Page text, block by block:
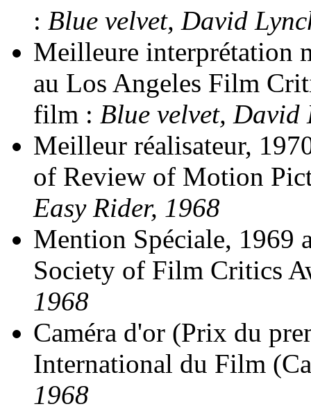
: Blue velvet, David
Meilleure interprétation
au Los Angeles Film
film : Blue velvet, David
Meilleur réalisateur,
of Review of Motion
Easy Rider, 1968
Mention Spéciale, 1969
Society of Film Critics
1968
Caméra d'or (Prix du
International du Film
1968